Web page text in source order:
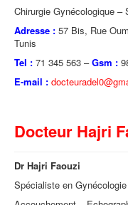
Chirurgie Gynécologique
Adresse : 57 Bis, Rue
Tunis
Tel : 71 345 563 –Gsm :
E-mail :
Docteur Hajri
Dr Hajri Faouzi
Spécialiste en